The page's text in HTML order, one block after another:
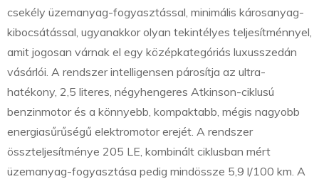
csekély üzemanyag-fogyasztással, minimális károsanyag-
kibocsátással, ugyanakkor olyan tekintélyes teljesítménnyel,
amit jogosan várnak el egy középkategóriás luxusszedán
vásárlói. A rendszer intelligensen párosítja az ultra-
hatékony, 2,5 literes, négyhengeres Atkinson-ciklusú
benzinmotor és a könnyebb, kompaktabb, mégis nagyobb
energiasűrűségű elektromotor erejét. A rendszer
összteljesítménye 205 LE, kombinált ciklusban mért
üzemanyag-fogyasztása pedig mindössze 5,9 l/100 km. A